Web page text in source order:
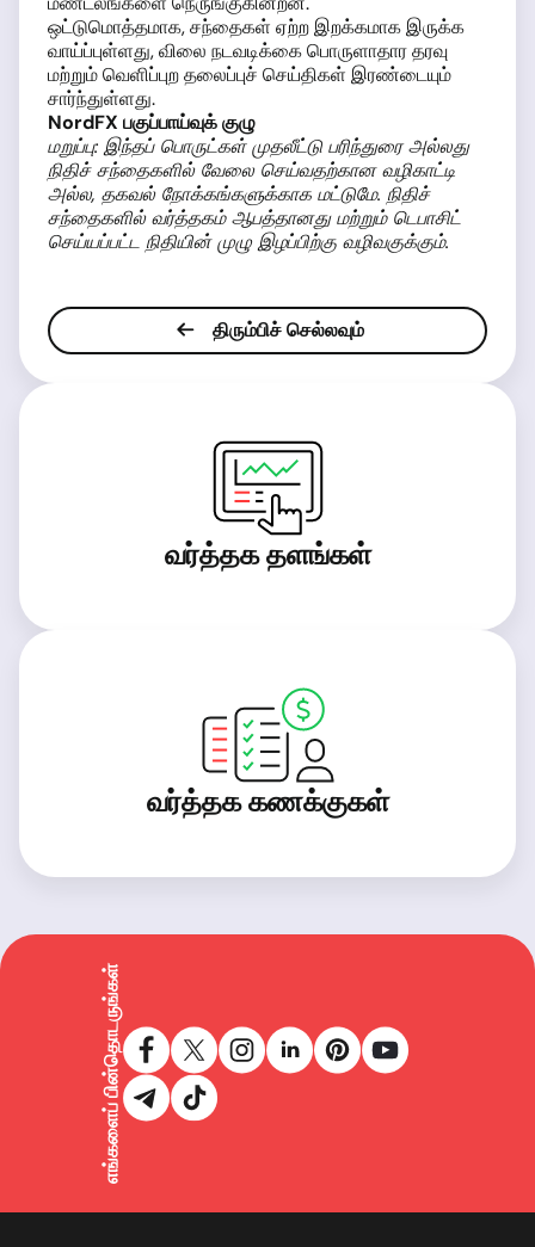
ஒட்டுமொத்தமாக, சந்தைகள் ஏற்ற இறக்கமாக இருக்க
வாய்ப்புள்ளது, விலை நடவடிக்கை பொருளாதார தரவு
மற்றும் வெளிப்புற தலைப்புச் செய்திகள் இரண்டையும்
சார்ந்துள்ளது.
NordFX பகுப்பாய்வுக் குழு
மறுப்பு: இந்தப் பொருட்கள் முதலீட்டு பரிந்துரை அல்லது
நிதிச் சந்தைகளில் வேலை செய்வதற்கான வழிகாட்டி
அல்ல, தகவல் நோக்கங்களுக்காக மட்டுமே. நிதிச்
சந்தைகளில் வர்த்தகம் ஆபத்தானது மற்றும் டெபாசிட்
செய்யப்பட்ட நிதியின் முழு இழப்பிற்கு வழிவகுக்கும்.
திரும்பிச் செல்லவும்
வர்த்தக தளங்கள்
வர்த்தக கணக்குகள்
எங்களைப் பின்தொடருங்கள்